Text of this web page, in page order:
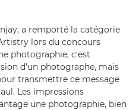
a remporté la catégorie
lors du concours
photographie, c'est
d'un photographe, mais
transmettre ce message
Les impressions
une photographie, bien